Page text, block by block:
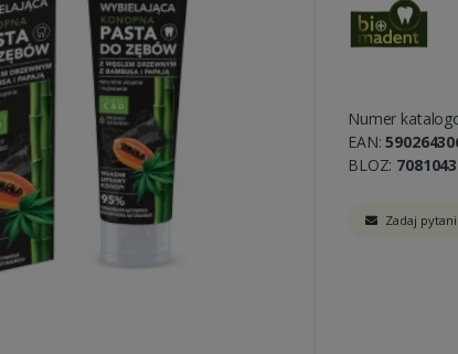
Numer
EAN:
BLOZ: 7081043
Zadaj